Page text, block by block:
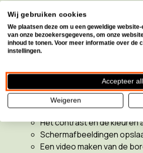
Ideaal voor middelbare
uitgerust met een smartboard.
Hoe werkt het?
De myBoard Buddy GO
De inhoud van de presentatie
Met demy Board Buddy-app
Een beeld vergroten
Het contrast en de kleuren
Schermafbeeldingen
Een video maken van de
Wij gebruiken cookies
We plaatsen deze om u een geweldige
van onze bezoekersgegevens, om onze
inhoud te tonen. Voor meer informatie over de
instellingen.
Accepteer
Weigeren